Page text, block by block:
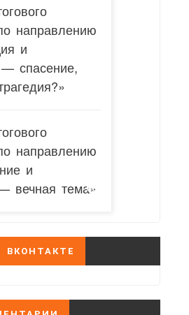
направлению
и
— спасение,
направлению
и
вечная тема»